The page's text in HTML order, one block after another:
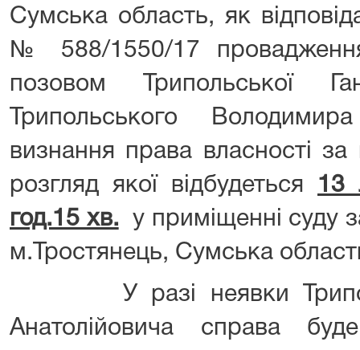
Сумська область, як
№ 588/1550/17
позовом Трипольської
Трипольського
визнання права власності
розгляд якої відбудеться 13
год.15 хв.
у приміщенні суду
м.Тростянець, Сумська
У разі неявки
Анатолійовича справа